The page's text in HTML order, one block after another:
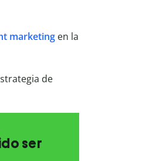
marketing en la
de
ser